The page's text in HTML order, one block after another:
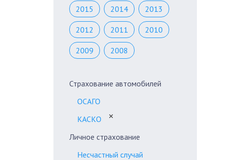
2015 2014 2013
2012 2011 2010
2009 2008
Страхование автомобилей
ОСАГО
КАСКО
✕
Личное страхование
Несчастный случай